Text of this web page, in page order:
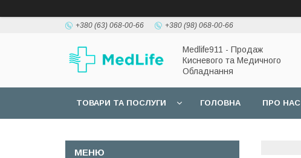
+380 (63) 068-00-66 +380 (98) 068-00-66
Medlife911 - Продаж
Кисневого та Медичного
Обладнання
ТОВАРИ ТА ПОСЛУГИ ГОЛОВНА ПРО НАС